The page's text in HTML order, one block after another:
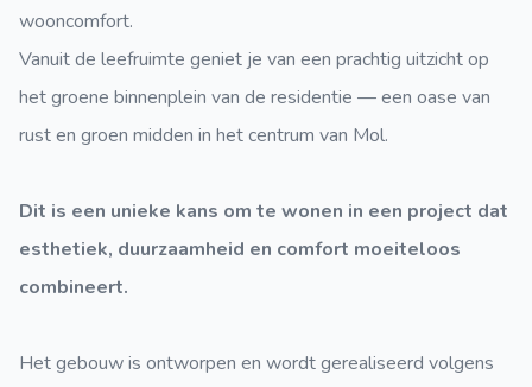
wooncomfort.
Vanuit de leefruimte geniet je van een prachtig uitzicht op
het groene binnenplein van de residentie — een oase van
rust en groen midden in het centrum van Mol.
Dit is een unieke kans om te wonen in een project dat
esthetiek, duurzaamheid en comfort moeiteloos
combineert.
Het gebouw is ontworpen en wordt gerealiseerd volgens